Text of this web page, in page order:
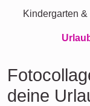
Kindergarten
deine